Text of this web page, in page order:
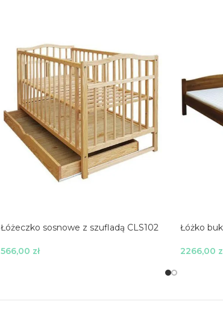
Łóżeczko sosnowe z szufladą CLS102
566,00 zł
Łóżko
2266,00